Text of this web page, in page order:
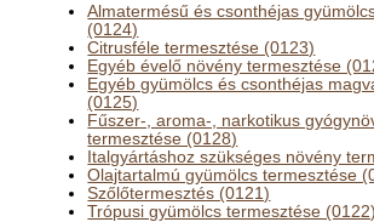
Almatermésű és csonthéjas
(0124)
Citrusféle termesztése (0123)
Egyéb évelő növény termesztése
Egyéb gyümölcs és csonthéjas
(0125)
Fűszer-, aroma-, narkotikus
termesztése (0128)
Italgyártáshoz szükséges növény
Olajtartalmú gyümölcs termesztése
Szőlőtermesztés (0121)
Trópusi gyümölcs termesztése (0122)